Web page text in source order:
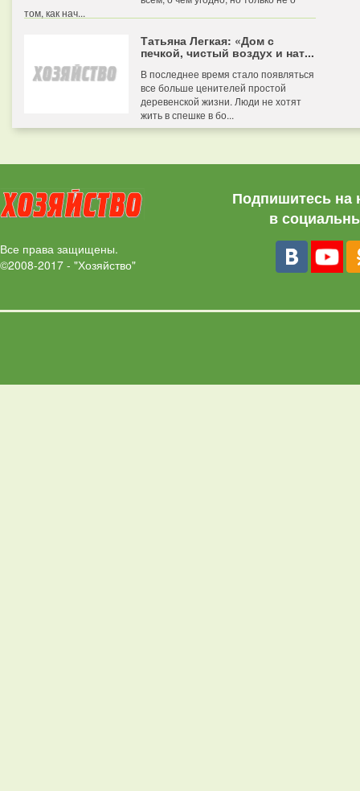
том, как нач...
Татьяна Легкая: «Дом с
печкой, чистый воздух и нат...
В последнее время стало появляться
все больше ценителей простой
деревенской жизни. Люди не хотят
жить в спешке в бо...
Все права защищены.
©2008-2017 - "Хозяйство"
Подпишитесь на
в